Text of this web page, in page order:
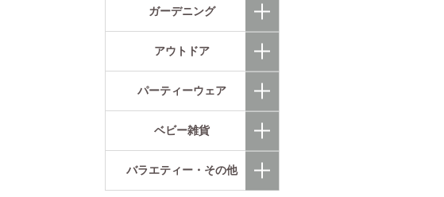
ガーデニング
アウトドア
パーティーウェア
ベビー雑貨
バラエティー・その他